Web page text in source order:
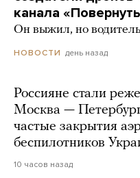
канала
Он выжил, но
НОВОСТИ день назад
Россияне стали
Москва —
частые закрытия
беспилотников
10 часов назад